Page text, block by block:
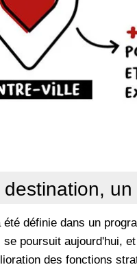
définie dans un
poursuit aujourd'hui,
des fonctions